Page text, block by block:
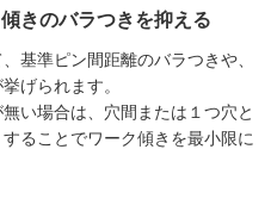
きのバラつきを抑える
基準ピン間距離のバラつきや、
げられます。
い場合は、穴間または１つ穴と
ることでワーク傾きを最小限に